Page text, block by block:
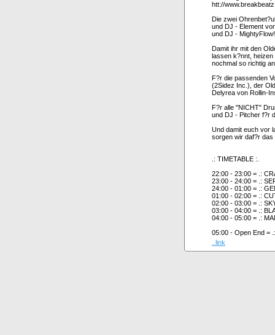
htt://
Die zwei
und DJ - Element
und DJ -
Damit ihr mit den
lassen k?nnt,
nochmal so richtig
F?r die passenden
(2Sidez Inc.), der
Delyrea von Rollin-
F?r alle "NICHT"
und DJ - Pitcher f?r
Und damit euch vor
sorgen wir daf?r
.: TIMETABLE :.
22:00 - 23:00 = .:
23:00 - 24:00 = .:
24:00 - 01:00 = .:
01:00 - 02:00 = .:
02:00 - 03:00 = .:
03:00 - 04:00 = .:
04:00 - 05:00 = .:
05:00 - Open End =
..link